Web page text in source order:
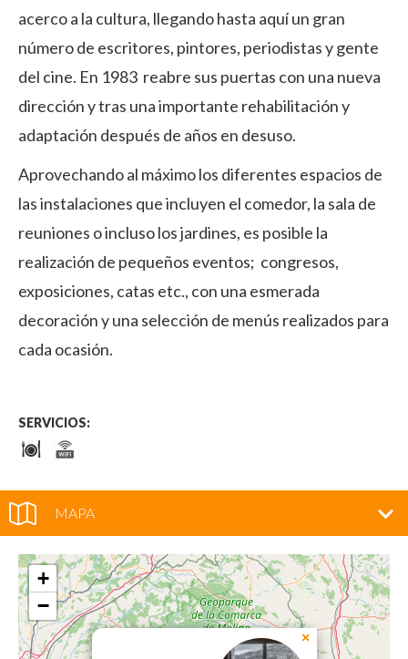
acerco a la cultura, llegando hasta aquí un gran
número de escritores, pintores, periodistas y gente
del cine. En 1983 reabre sus puertas con una nueva
dirección y tras una importante rehabilitación y
adaptación después de años en desuso.
Aprovechando al máximo los diferentes espacios de
las instalaciones que incluyen el comedor, la sala de
reuniones o incluso los jardines, es posible la
realización de pequeños eventos; congresos,
exposiciones, catas etc., con una esmerada
decoración y una selección de menús realizados para
cada ocasión.
SERVICIOS:
MAPA
×
+
−